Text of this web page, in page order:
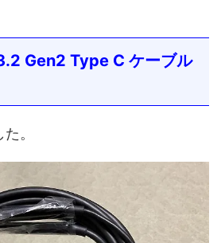
Gen2 Type C ケーブル
。